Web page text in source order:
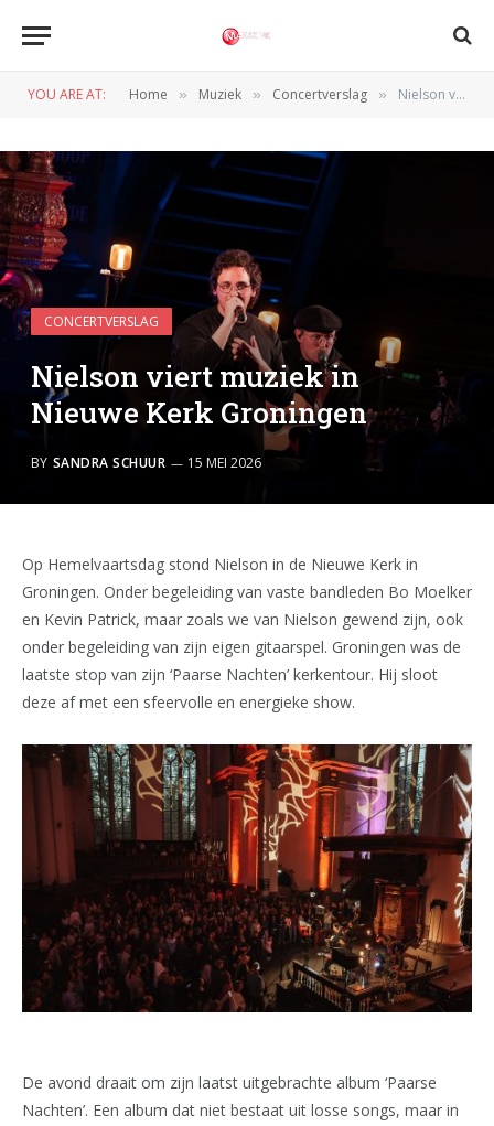
YOU ARE AT: Home » Muziek » Concertverslag » Nielson viert muziek in Nieuwe Kerk Groningen
CONCERTVERSLAG
Nielson viert muziek in
Nieuwe Kerk Groningen
BY SANDRA SCHUUR 15 MEI 2026
Op Hemelvaartsdag stond Nielson in de Nieuwe Kerk in
Groningen. Onder begeleiding van vaste bandleden Bo Moelker
en Kevin Patrick, maar zoals we van Nielson gewend zijn, ook
onder begeleiding van zijn eigen gitaarspel. Groningen was de
laatste stop van zijn ‘Paarse Nachten’ kerkentour. Hij sloot
deze af met een sfeervolle en energieke show.
De avond draait om zijn laatst uitgebrachte album ‘Paarse
Nachten’. Een album dat niet bestaat uit losse songs, maar in